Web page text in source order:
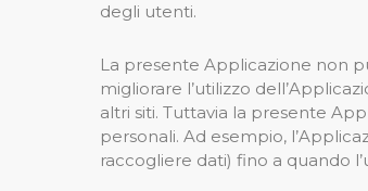
degli utenti.
La presente Applicazione non
migliorare l’utilizzo
altri siti. Tuttavia la presente
personali. Ad esempio,
raccogliere dati) fino a quando